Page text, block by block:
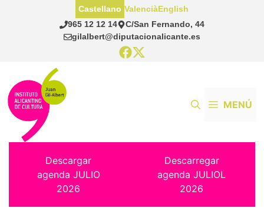
965 12 12 14
C/San Fernando, 44
gilalbert@diputacionalicante.es
Castellano ValenciàEnglish
MENÚ
Descargar
agenda JULIO
2026
Descarregar
agenda JULIOL
2026